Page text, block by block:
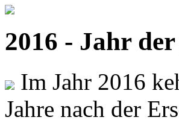
2016 - Jahr
Im Jahr 2016
Jahre nach der